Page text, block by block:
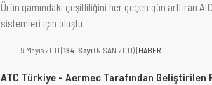
Ürün gamındaki çeşitliliğini her geçen gün arttıran
sistemleri için oluştu..
9 Mayıs 2011 |184. Sayı (NİSAN 2011) | HABER
ATC Türkiye - Aermec Tarafından Geliştirilen